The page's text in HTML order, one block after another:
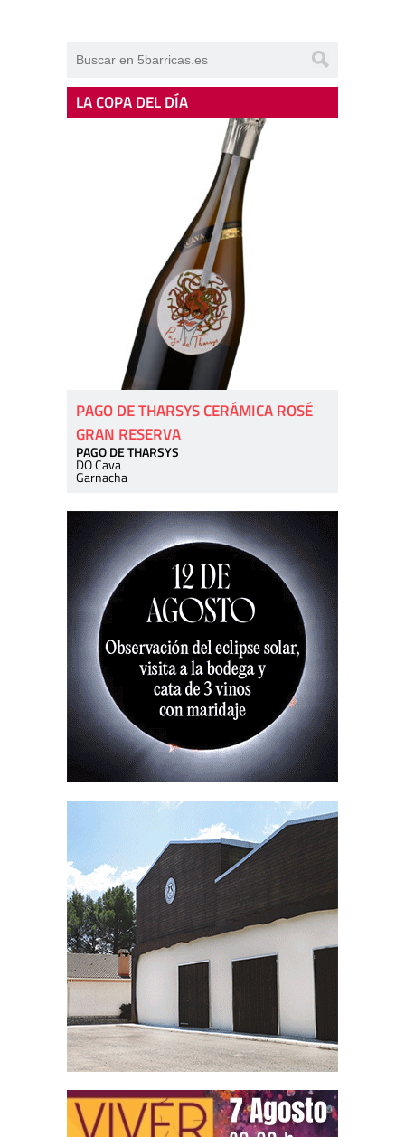
LA COPA DEL DÍA
PAGO DE THARSYS CERÁMICA ROSÉ
GRAN RESERVA
PAGO DE THARSYS
DO Cava
Garnacha